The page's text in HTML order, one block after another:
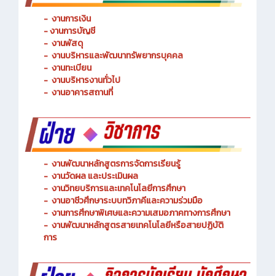
- งานการเงิน
-งานการบัญชี
- งานพัสดุ
- งานบริหารและพัฒนาทรัพยากรบุคคล
- งานทะเบียน
- งานบริหารงานทั่วไป
- งานอาคารสถานที่
- งานพัฒนาหลักสูตรการจัดการเรียนรู้
- งานวัดผล และประเมินผล
- งานวิทยบริการและเทคโนโลยีการศึกษา
- งานอาชีวศึกษาระบบทวิภาคีและความร่วมมือ
- งานการศึกษาพิเศษและความเสมอภาคทางการศึกษา
- งานพัฒนาหลักสูตรสายเทคโนโลยีหรือสายปฏิบัติ
การ